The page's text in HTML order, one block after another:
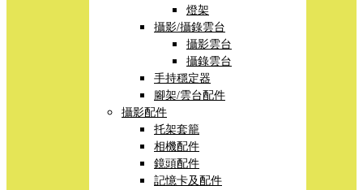
燈架
攝影/攝錄雲台
攝影雲台
攝錄雲台
手持穩定器
腳架/雲台配件
攝影配件
托架套籠
相機配件
鏡頭配件
記憶卡及配件